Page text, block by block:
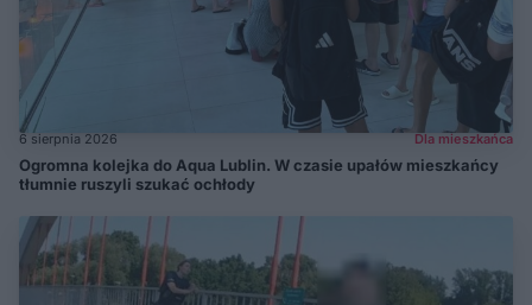
6 sierpnia 2026 Dla mieszkańca
Ogromna kolejka do Aqua Lublin. W czasie upałów mieszkańcy
tłumnie ruszyli szukać ochłody